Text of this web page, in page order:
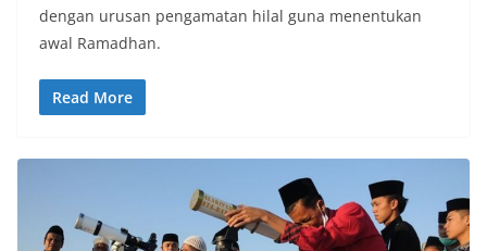
dengan urusan pengamatan hilal guna menentukan
awal Ramadhan.
Read More